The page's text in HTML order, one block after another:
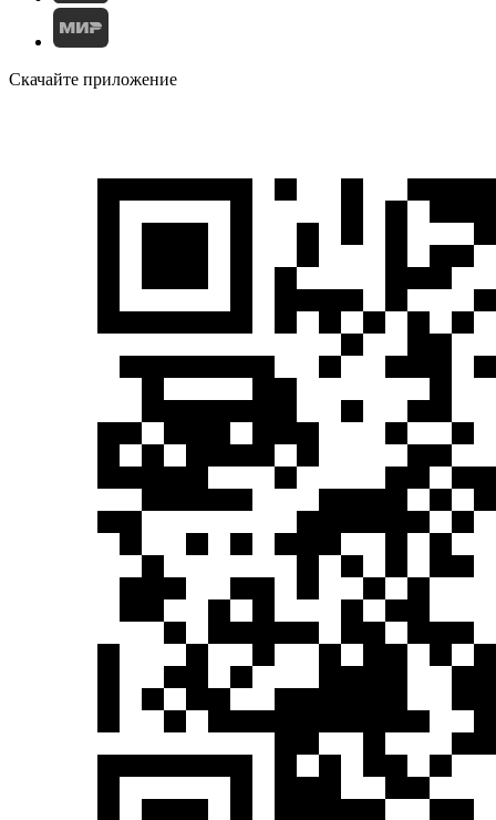
Скачайте приложение